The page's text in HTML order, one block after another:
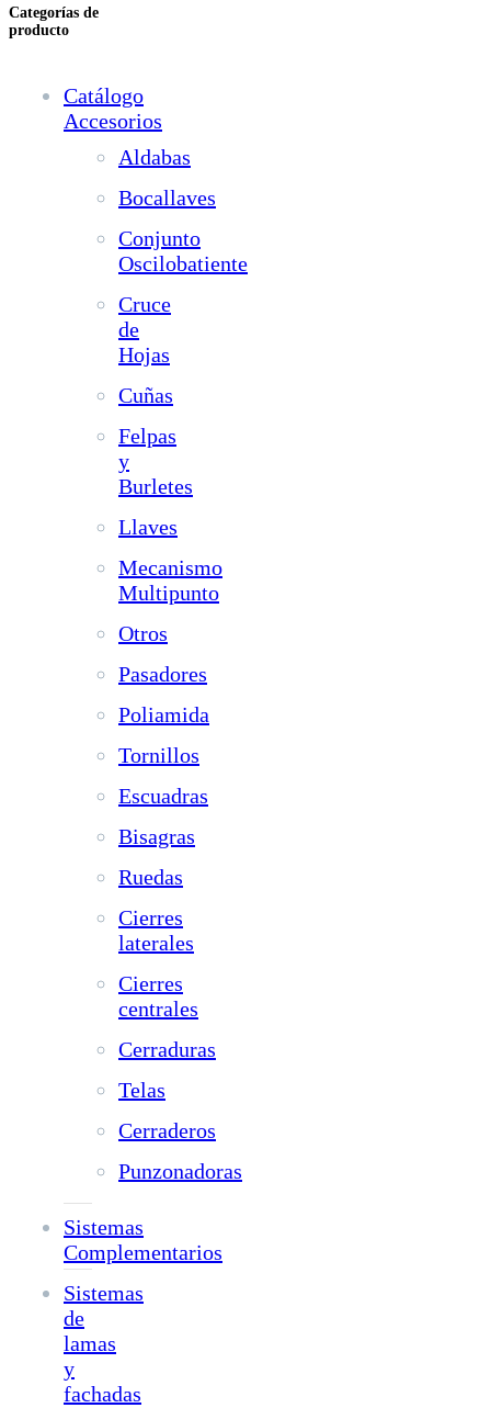
Categorías de
producto
Catálogo
Accesorios
Aldabas
Bocallaves
Conjunto
Oscilobatiente
Cruce
de
Hojas
Cuñas
Felpas
y
Burletes
Llaves
Mecanismo
Multipunto
Otros
Pasadores
Poliamida
Tornillos
Escuadras
Bisagras
Ruedas
Cierres
laterales
Cierres
centrales
Cerraduras
Telas
Cerraderos
Punzonadoras
Sistemas
Complementarios
Sistemas
de
lamas
y
fachadas